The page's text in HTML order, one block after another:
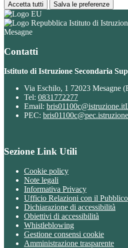
Accetta tutti Salva le preferenze
Istituto di
Mesagne
Contatti
Istituto di Istruzione Secondaria
Via Eschilo, 1 72023 Mesagne
Tel: 0831772277
Email: bris01100c@istruzione.it
PEC:
Sezione Link Utili
Cookie policy
Note legali
Informativa Privacy
Ufficio Relazioni con il Pubblico
Dichiarazione di accessibilità
Obiettivi di accessibilità
Whistleblowing
Gestione consensi cookie
Amministrazione trasparente